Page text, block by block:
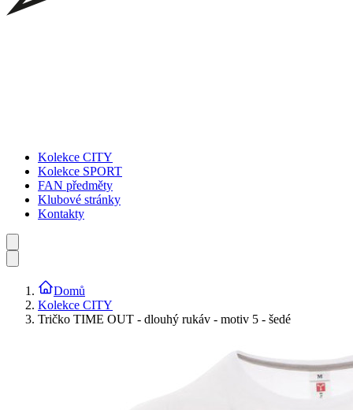
Kolekce CITY
Kolekce SPORT
FAN předměty
Klubové stránky
Kontakty
Domů
Kolekce CITY
Tričko TIME OUT - dlouhý rukáv - motiv 5 - šedé